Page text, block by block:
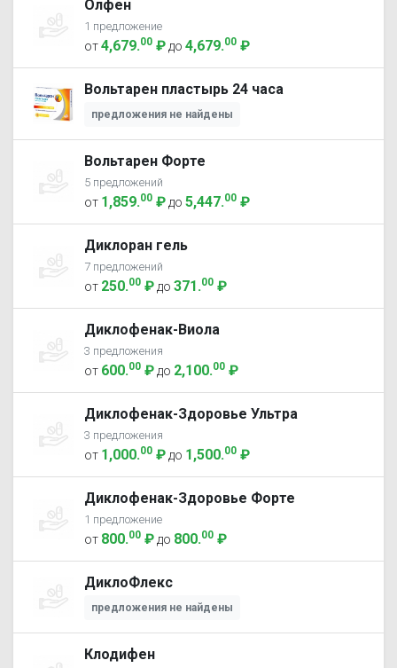
Олфен
1 предложение
от4,679.00 ₽ до 4,679.00 ₽
Вольтарен пластырь 24 часа
предложения не найдены
Вольтарен Форте
5 предложений
от 1,859.00 ₽ до 5,447.00 ₽
Диклоран гель
7 предложений
от 250.00 ₽ до 371.00 ₽
Диклофенак-Виола
3 предложения
от 600.00 ₽ до 2,100.00 ₽
Диклофенак-Здоровье Ультра
3 предложения
от 1,000.00 ₽ до 1,500.00 ₽
Диклофенак-Здоровье Форте
1 предложение
от 800.00 ₽ до 800.00 ₽
ДиклоФлекс
предложения не найдены
Клодифен